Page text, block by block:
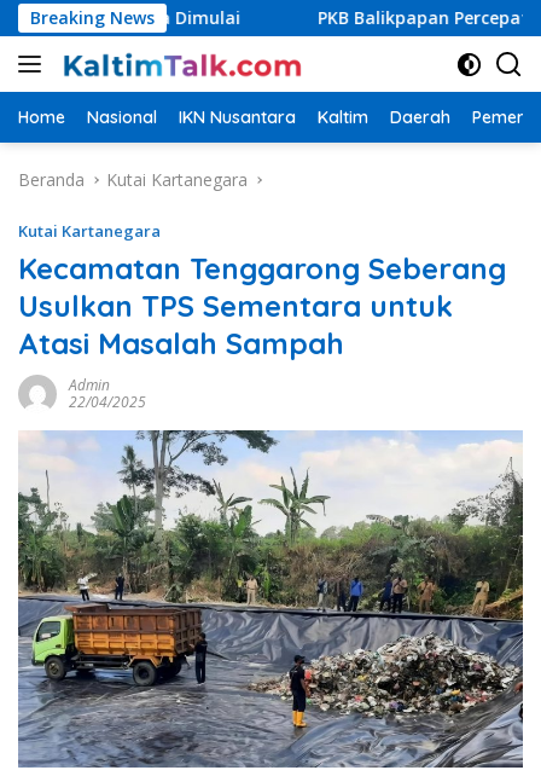
Langsung
ke
konten
Breaking News
Dimulai PKB Balikpapan Percepat Regenerasi,
Home Nasional IKN Nusantara Kaltim Daerah
Beranda Kutai Kartanegara
Kutai Kartanegara
Kecamatan Tenggarong Seberang
Usulkan TPS Sementara untuk
Atasi Masalah Sampah
Admin
22/04/2025